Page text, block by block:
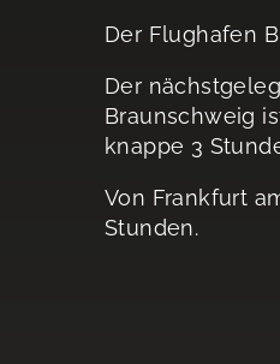
Der Flughafen
Der
Braunschweig
knappe 3
Von Frankfurt
Stunden.